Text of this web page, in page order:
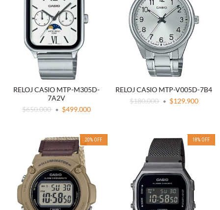
RELOJ CASIO MTP-M305D-
7A2V
$650.000
$499.000
RELOJ CASIO MTP-V005D-7B4
$180.000
$129.900
20% OFF 18% OFF